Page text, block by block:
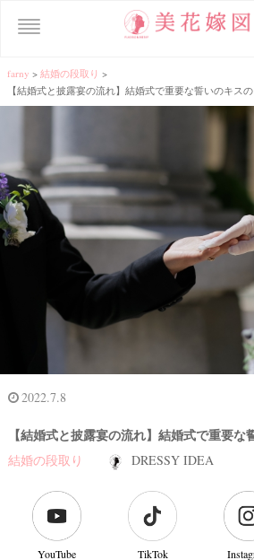
farny > 結婚の段取り >
【結婚式と披露宴の流れ】結婚式で重要な誓いのキスの
2022.7.8
【結婚式と披露宴の流れ】結婚式で重要な
結婚の段取り DRESSY IDEA
YouTube TikTok